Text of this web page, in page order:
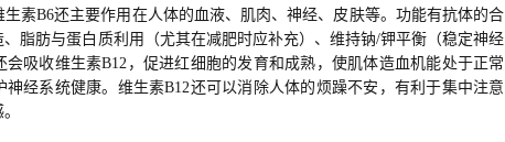
素B6还主要作用在人体的血液、肌肉、神经、皮肤等。功能有抗体的合
脂肪与蛋白质利用（尤其在减肥时应补充）、维持钠/钾平衡（稳定神经
会吸收维生素B12， 促进红细胞的发育和成熟，使肌体造血机能处于正常
神经系统健康。维生素B12还可以消除人体的烦躁不安，有利于集中注意